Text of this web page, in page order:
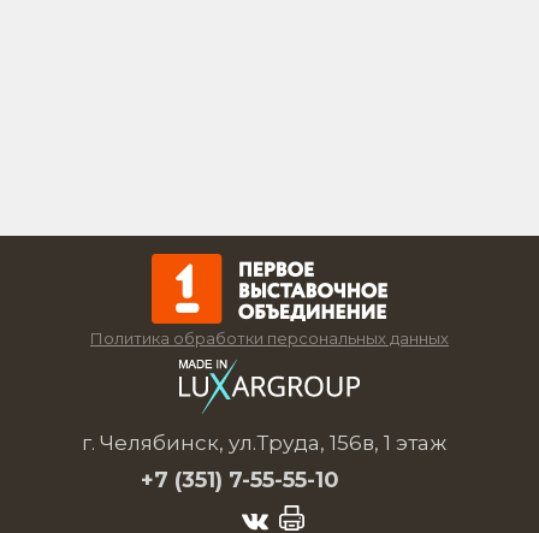
Политика обработки персональных данных
г. Челябинск, ул.Труда, 156в, 1 этаж
+7 (351) 7-55-55-10